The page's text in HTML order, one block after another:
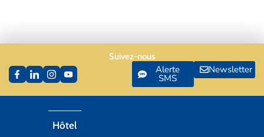
Hôtel
Suivez-nous
Alerte
SMS
Newsletter